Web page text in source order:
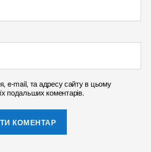
e-mail, та адресу сайту в цьому
подальших коментарів.